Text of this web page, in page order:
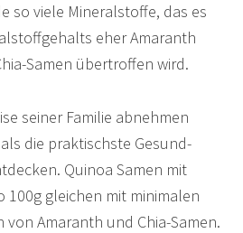
so viele Mineralstoffe, das es
eher Amaranth
Samen übertroffen wird.
seiner Familie abnehmen
die praktischste Gesund-
Quinoa Samen mit
100g gleichen mit minimalen
Amaranth und Chia-Samen.